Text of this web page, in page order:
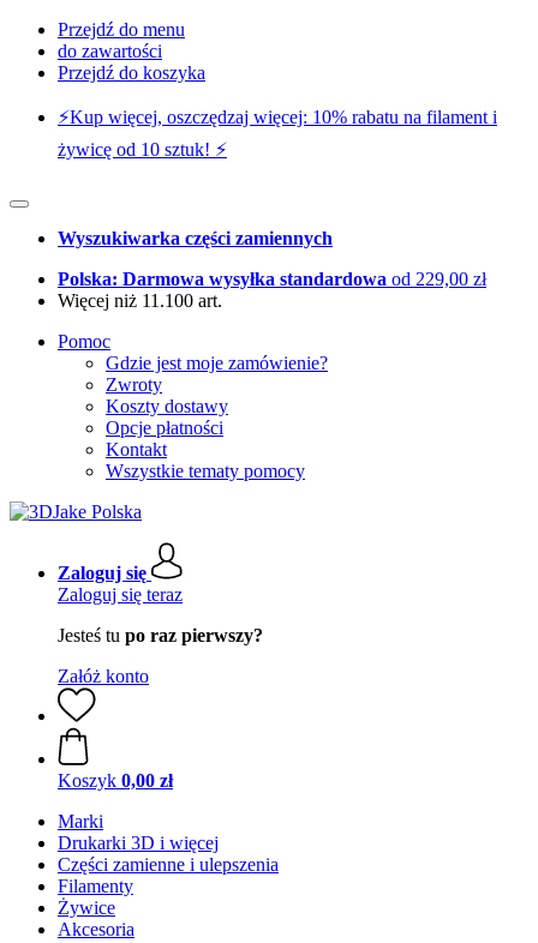
Przejdź do menu
do zawartości
Przejdź do koszyka
⚡️Kup więcej, oszczędzaj więcej: 10% rabatu na filament i
żywicę od 10 sztuk! ⚡️
Wyszukiwarka części zamiennych
Polska: Darmowa wysyłka standardowa od 229,00 zł
Więcej niż 11.100 art.
Pomoc
Gdzie jest moje zamówienie?
Zwroty
Koszty dostawy
Opcje płatności
Kontakt
Wszystkie tematy pomocy
Zaloguj się
Zaloguj się teraz
Jesteś tu po raz pierwszy?
Załóż konto
Koszyk 0,00 zł
Marki
Drukarki 3D i więcej
Części zamienne i ulepszenia
Filamenty
Żywice
Akcesoria